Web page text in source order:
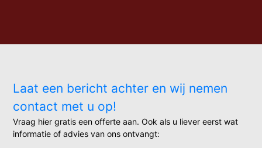
Laat een bericht achter en wij nemen
contact met u op!
Vraag hier gratis een offerte aan. Ook als u liever eerst wat
informatie of advies van ons ontvangt: